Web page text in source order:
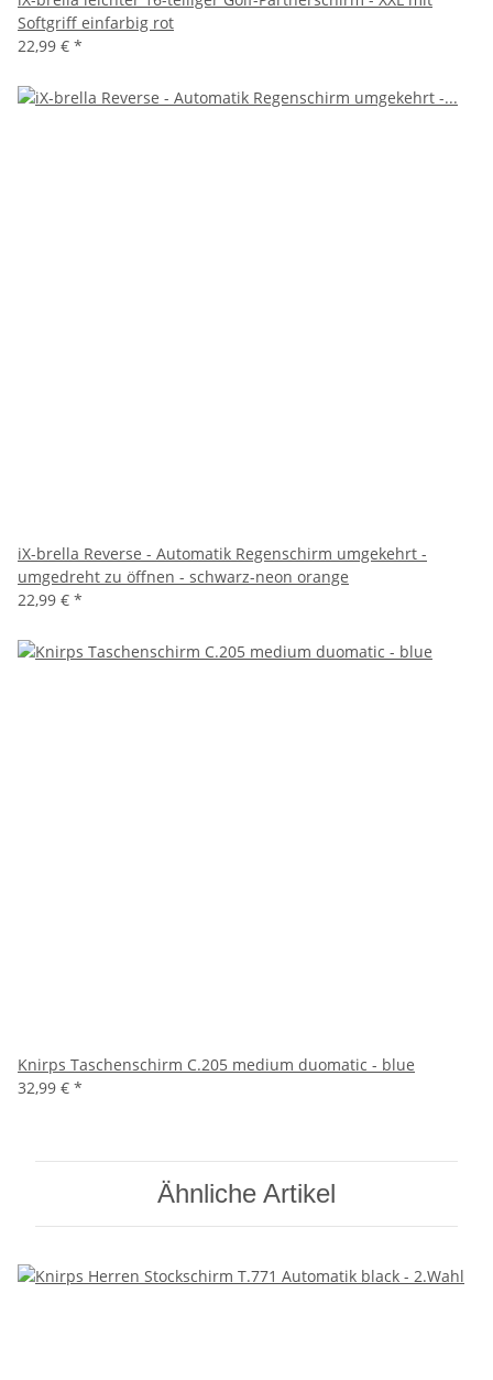
Softgriff einfarbig rot
22,99 € *
iX-brella Reverse - Automatik Regenschirm umgekehrt -
umgedreht zu öffnen - schwarz-neon orange
22,99 € *
Knirps Taschenschirm C.205 medium duomatic - blue
32,99 € *
Ähnliche Artikel